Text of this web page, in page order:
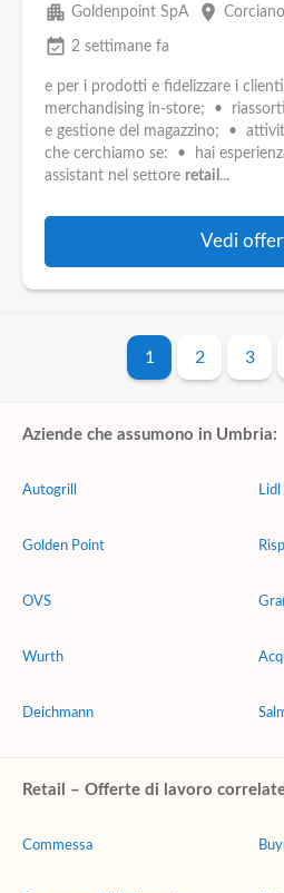
apartment Goldenpoint SpA place Corciano
event_available 2 settimane fa
e per i prodotti e fidelizzare i
merchandising in-store; •
e gestione del magazzino; •
che cerchiamo se: • hai
assistant nel settore retail ...
Vedi
1 2 3
Aziende che assumono in Umbria:
Autogrill
Golden Point
OVS
Wurth
Deichmann
Lidl
Retail – Offerte di lavoro
Commessa